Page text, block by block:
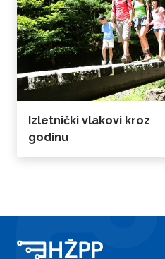
Izletnički vlakovi kroz
godinu